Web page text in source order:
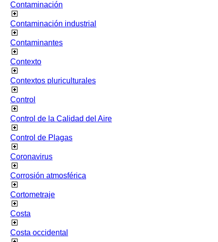
Contaminación
Contaminación industrial
Contaminantes
Contexto
Contextos pluriculturales
Control
Control de la Calidad del Aire
Control de Plagas
Coronavirus
Corrosión atmosférica
Cortometraje
Costa
Costa occidental